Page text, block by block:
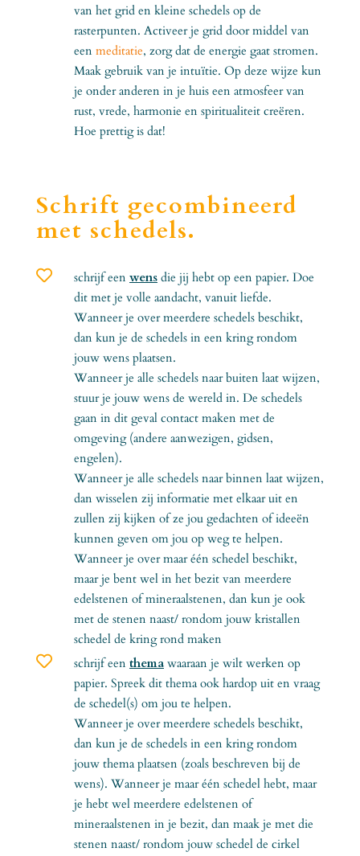
van het grid en kleine schedels op de
rasterpunten. Activeer je grid door middel van
een meditatie, zorg dat de energie gaat stromen.
Maak gebruik van je intuïtie. Op deze wijze kun
je onder anderen in je huis een atmosfeer van
rust, vrede, harmonie en spiritualiteit creëren.
Hoe prettig is dat!
Schrift gecombineerd
met schedels.
 schrijf een wensdie jij hebt op een papier. Doe
dit met je volle aandacht, vanuit liefde.
Wanneer je over meerdere schedels beschikt,
dan kun je de schedels in een kring rondom
jouw wens plaatsen.
Wanneer je alle schedels naar buiten laat wijzen,
stuur je jouw wens de wereld in. De schedels
gaan in dit geval contact maken met de
omgeving (andere aanwezigen, gidsen,
engelen).
Wanneer je alle schedels naar binnen laat wijzen,
dan wisselen zij informatie met elkaar uit en
zullen zij kijken of ze jou gedachten of ideeën
kunnen geven om jou op weg te helpen.
Wanneer je over maar één schedel beschikt,
maar je bent wel in het bezit van meerdere
edelstenen of mineraalstenen, dan kun je ook
met de stenen naast/ rondom jouw kristallen
schedel de kring rond maken
 schrijf een themawaaraan je wilt werken op
papier. Spreek dit thema ook hardop uit en vraag
de schedel(s) om jou te helpen.
Wanneer je over meerdere schedels beschikt,
dan kun je de schedels in een kring rondom
jouw thema plaatsen (zoals beschreven bij de
wens). Wanneer je maar één schedel hebt, maar
je hebt wel meerdere edelstenen of
mineraalstenen in je bezit, dan maak je met die
stenen naast/ rondom jouw schedel de cirkel